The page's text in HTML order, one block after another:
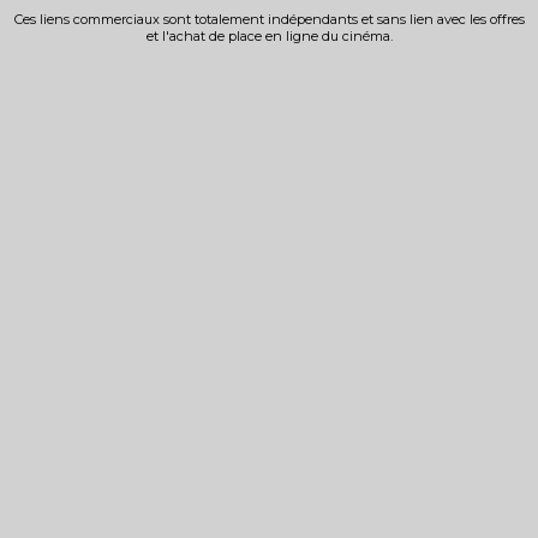
Ces liens commerciaux sont totalement indépendants et sans lien avec les offres
et l'achat de place en ligne du cinéma.